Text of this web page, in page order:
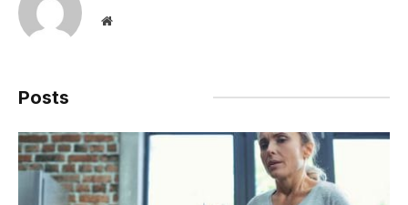
Site
Posts